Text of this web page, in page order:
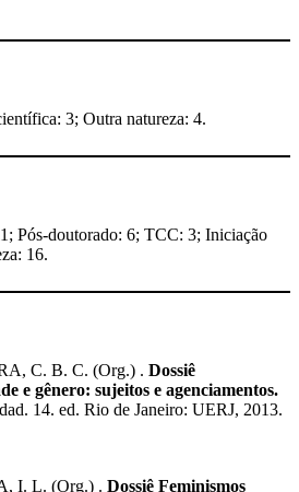
3; Outra natureza: 4.
Pós-doutorado: 6; TCC: 3; Iniciação
16.
C. B. C. (Org.) . Dossiê
e gênero: sujeitos e agenciamentos.
14. ed. Rio de Janeiro: UERJ, 2013.
I. L. (Org.) . Dossiê Feminismos